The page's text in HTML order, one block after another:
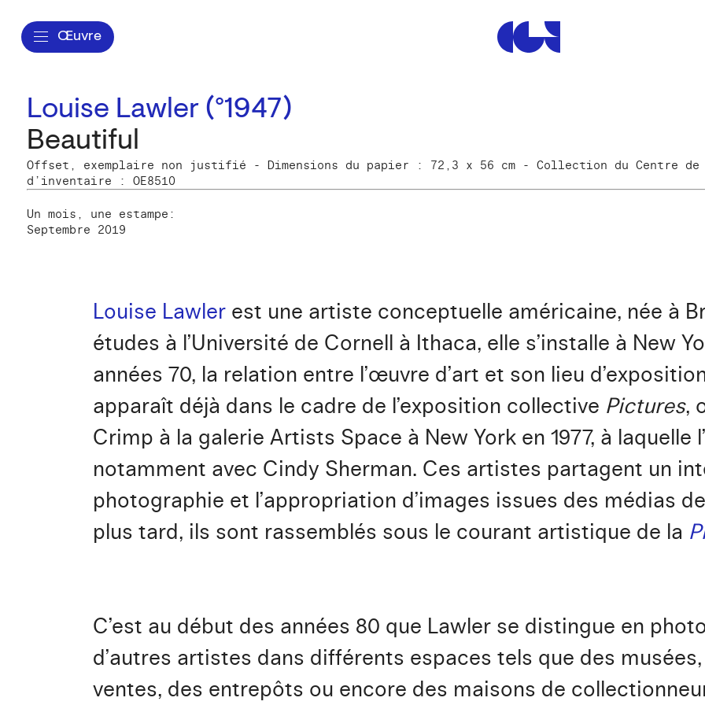
Œuvre Centre de la Gravure et
Louise Lawler (°1947)
Beautiful
Offset, exemplaire non justifié - Dimensions du papier : 72,3 x 56 cm - Collection du Centre de
d’inventaire : OE8510
Un mois, une estampe:
Septembre 2019
Louise Lawler est une artiste conceptuelle américaine, née à
études à l’Université de Cornell à Ithaca, elle s’installe à New
années 70, la relation entre l’œuvre d’art et son lieu
apparaît déjà dans le cadre de l’exposition collective Pictures,
Crimp à la galerie Artists Space à New York en 1977, à laquelle
notamment avec Cindy Sherman. Ces artistes partagent un
photographie et l’appropriation d’images issues des médias
plus tard, ils sont rassemblés sous le courant artistique de la
C’est au début des années 80 que Lawler se distingue en
d’autres artistes dans différents espaces tels que des
ventes, des entrepôts ou encore des maisons de